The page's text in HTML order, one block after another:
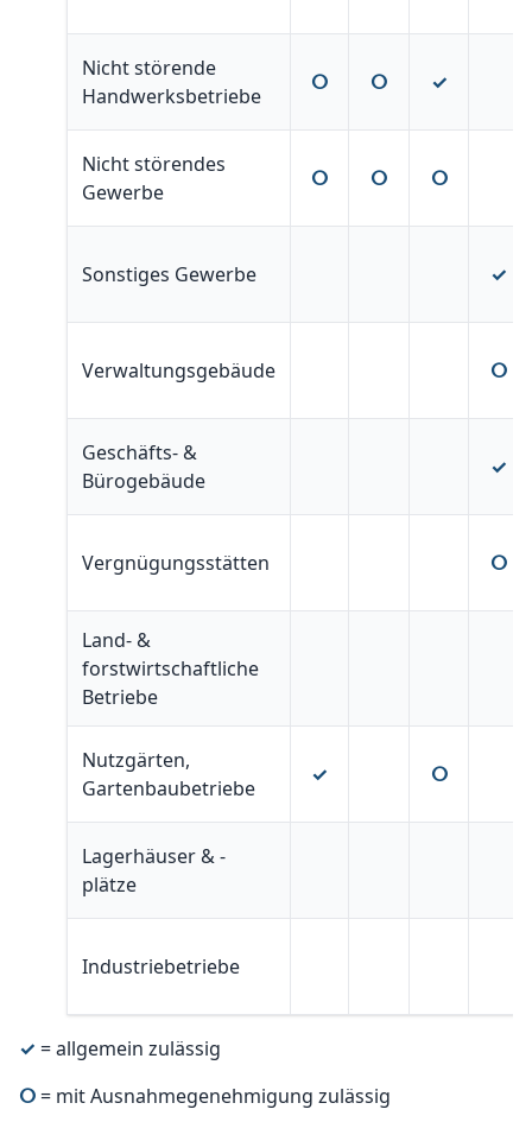
Nicht störende
Handwerksbetriebe
ⵔ ⵔ ✓
Nicht störendes
Gewerbe
ⵔ ⵔ ⵔ
Sonstiges Gewerbe ✓
Verwaltungsgebäude ⵔ
Geschäfts- &
Bürogebäude
✓
Vergnügungsstätten ⵔ
Land- &
forstwirtschaftliche
Betriebe
Nutzgärten,
Gartenbaubetriebe
✓ ⵔ
Lagerhäuser & -
plätze
Industriebetriebe
✓ = allgemein zulässig
ⵔ= mit Ausnahmegenehmigung zulässig